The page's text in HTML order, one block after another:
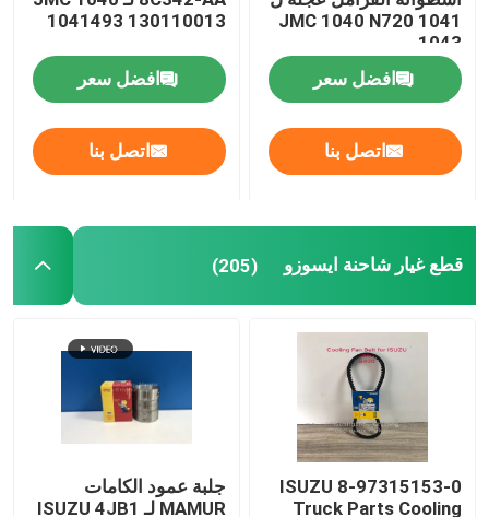
قرص القابض
JMC 1040 N720 1041
1043
افضل سعر
اتصل بنا
1041493 130110013
افضل سعر
اتصل بنا
قطع غيار شاحنة ايسوزو (205)
8-97315153-0 ISUZU
Truck Parts Cooling
جلبة عمود الكامات
MAMUR لـ ISUZU 4JB1